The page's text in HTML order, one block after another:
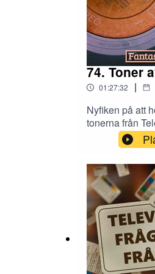
74. Toner
01:27:32 |
Nyfiken på att
tonerna från
vi haft med i
från 1991 har
frågor: https://